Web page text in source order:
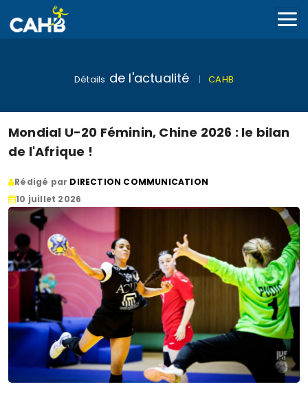
Détails de l'actualité | CAHB
Mondial U-20 Féminin, Chine 2026 : le bilan
de l'Afrique !
Rédigé par DIRECTION COMMUNICATION
10 juillet 2026